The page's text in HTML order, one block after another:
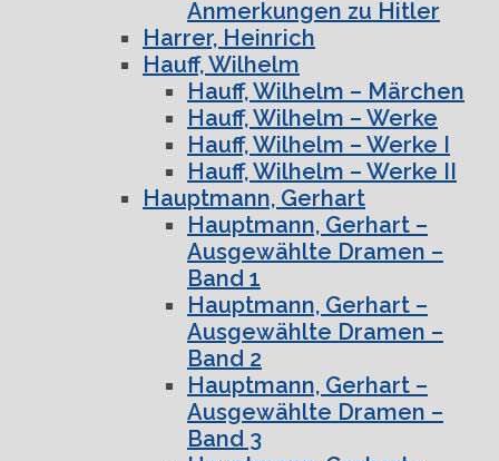
Anmerkungen zu Hitler
Harrer, Heinrich
Hauff, Wilhelm
Hauff, Wilhelm – Märchen
Hauff, Wilhelm – Werke
Hauff, Wilhelm – Werke I
Hauff, Wilhelm – Werke II
Hauptmann, Gerhart
Hauptmann, Gerhart –
Ausgewählte Dramen –
Band 1
Hauptmann, Gerhart –
Ausgewählte Dramen –
Band 2
Hauptmann, Gerhart –
Ausgewählte Dramen –
Band 3